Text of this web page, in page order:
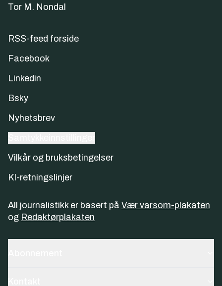
Tor M. Nondal
RSS-feed forside
Facebook
Linkedin
Bsky
Nyhetsbrev
Vilkår og bruksbetingelser
KI-retningslinjer
All journalistikk er basert på Vær varsom-plakaten
og Redaktørplakaten